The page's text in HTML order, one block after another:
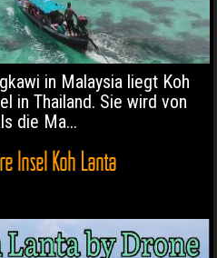
in Malaysia liegt Koh
in Thailand. Sie wird von
die Ma...
Insel Koh Lanta